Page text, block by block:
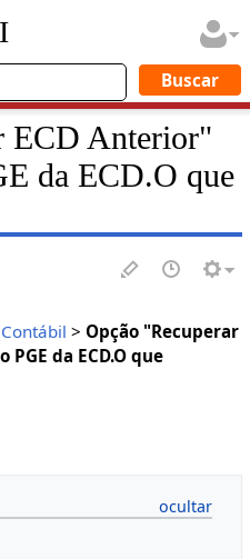
ECD Anterior"
da ECD.O que
Contábil > Opção "Recuperar
da ECD.O que